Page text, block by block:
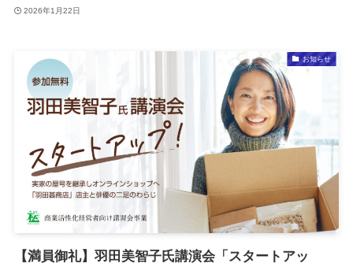
2026年1月22日
お知らせ
【満員御礼】羽田美智子氏講演会「スタートアッ